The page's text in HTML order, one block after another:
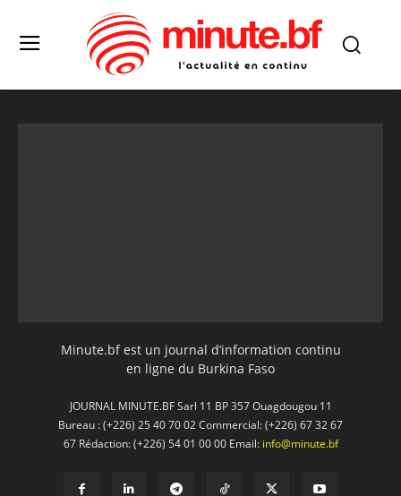
Minute.bf est un journal d’information continu
en ligne du Burkina Faso
JOURNAL MINUTE.BF Sarl 11 BP 357 Ouagdougou 11
Bureau : (+226) 25 40 70 02 Commercial: (+226) 67 32 67
67 Rédaction: (+226) 54 01 00 00 Email: info@minute.bf